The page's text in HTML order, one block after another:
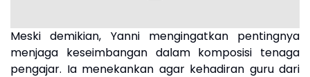
Meski demikian, Yanni mengingatkan pentingnya
menjaga keseimbangan dalam komposisi tenaga
pengajar. Ia menekankan agar kehadiran guru dari